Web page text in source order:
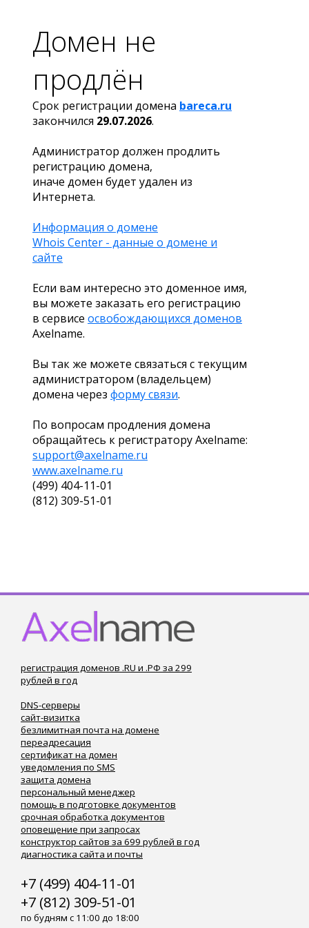
Домен не
продлён
Срок регистрации домена bareca.ru
закончился 29.07.2026.
Администратор должен продлить
регистрацию домена,
иначе домен будет удален из
Интернета.
Информация о домене
Whois Center - данные о домене и
сайте
Если вам интересно это доменное имя,
вы можете заказать его регистрацию
в сервисе освобождающихся доменов
Axelname.
Вы так же можете связаться с текущим
администратором (владельцем)
домена через форму связи.
По вопросам продления домена
обращайтесь к регистратору Axelname:
support@axelname.ru
www.axelname.ru
(499) 404-11-01
(812) 309-51-01
регистрация доменов .RU и .РФ за 299
рублей в год
DNS-серверы
сайт-визитка
безлимитная почта на домене
переадресация
сертификат на домен
уведомления по SMS
защита домена
персональный менеджер
помощь в подготовке документов
срочная обработка документов
оповещение при запросах
конструктор сайтов за 699 рублей в год
диагностика сайта и почты
+7 (499) 404-11-01
+7 (812) 309-51-01
по будням с 11:00 до 18:00